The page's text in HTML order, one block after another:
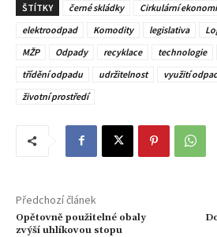
ŠTÍTKY
černé skládky Cirkulární
elektroodpad
Komodity legislativa
MŽP
Odpady recyklace technologie
třídění odpadu
udržitelnost využití
životní prostředí
Předchozí článek
Opětovně použitelné obaly
zvýší uhlíkovou stopu